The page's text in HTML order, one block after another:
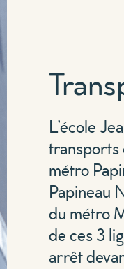
L’école
transports
métro
Papineau
du métro
de ces 3
arrêt